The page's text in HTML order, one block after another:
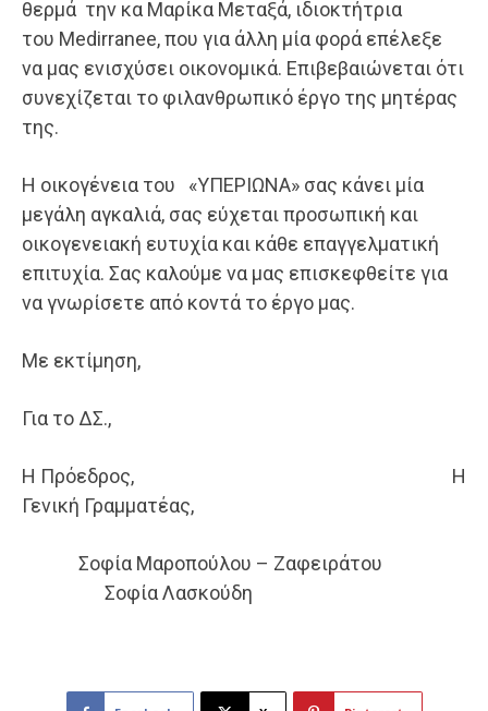
θερμά την κα Μαρίκα Μεταξά, ιδιοκτήτρια
του Medirranee, που για άλλη μία φορά επέλεξε
να μας ενισχύσει οικονομικά. Επιβεβαιώνεται ότι
συνεχίζεται το φιλανθρωπικό έργο της μητέρας
της.
Η οικογένεια του «ΥΠΕΡΙΩΝΑ» σας κάνει μία
μεγάλη αγκαλιά, σας εύχεται προσωπική και
οικογενειακή ευτυχία και κάθε επαγγελματική
επιτυχία. Σας καλούμε να μας επισκεφθείτε για
να γνωρίσετε από κοντά το έργο μας.
Με εκτίμηση,
Για το ΔΣ.,
Η Πρόεδρος, Η
Γενική Γραμματέας,
Σοφία Μαροπούλου – Ζαφειράτου
Σοφία Λασκούδη